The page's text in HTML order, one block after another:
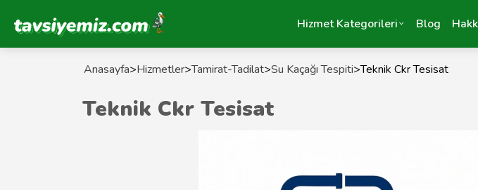
Tavsiyemiz Anasayfa Hizmet Kategorileri Blog
Anasayfa>Hizmetler>Tamirat-Tadilat>Su Kaçağı Tespiti>Teknik Ckr Tesisat
Teknik Ckr Tesisat